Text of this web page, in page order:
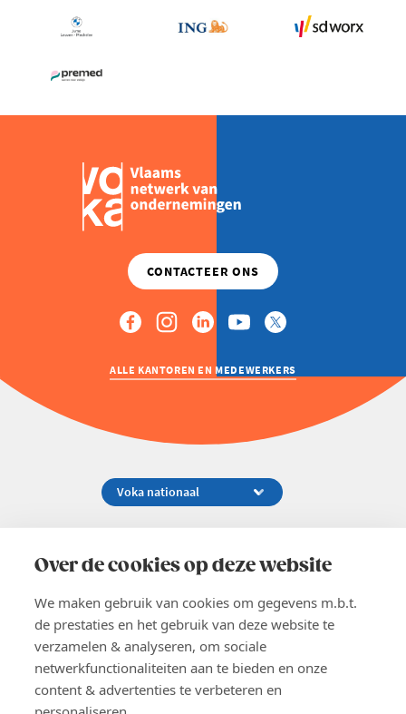
Over de cookies op deze website
We maken gebruik van cookies om gegevens m.b.t.
de prestaties en het gebruik van deze website te
verzamelen & analyseren, om sociale
netwerkfunctionaliteiten aan te bieden en onze
content & advertenties te verbeteren en
ALLE KANTOREN EN MEDEWERKERS
02 229 81 11
EN